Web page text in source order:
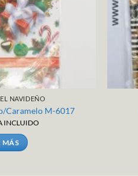
NAVIDEÑO
Caramelo M-6017
INCLUIDO
MÁS